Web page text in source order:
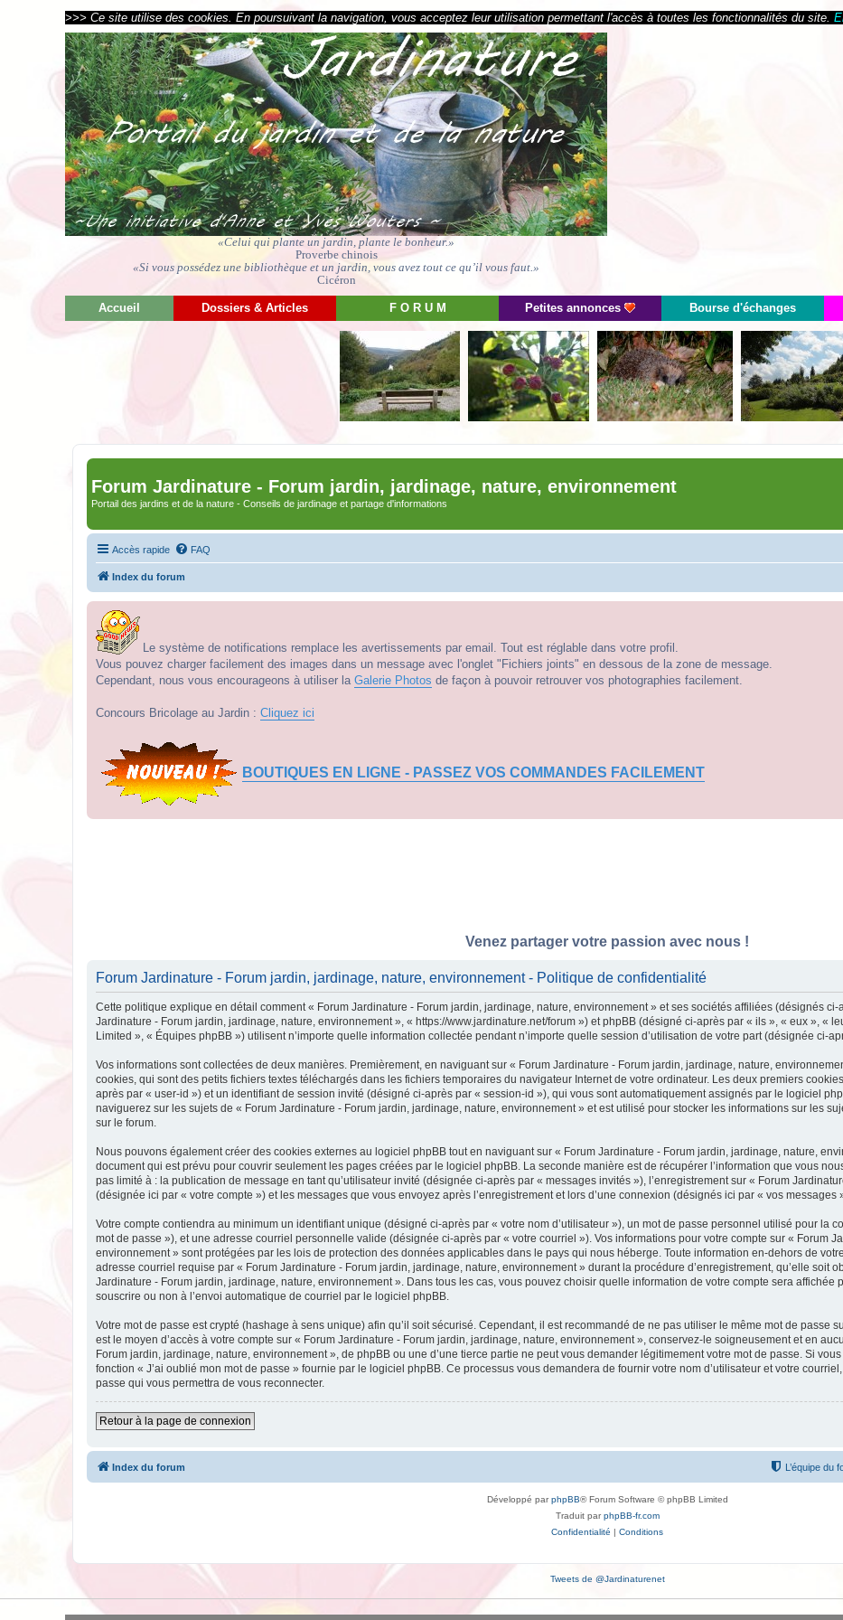
>>> Ce site utilise des cookies. En poursuivant la navigation, vous acceptez leur utilisation permettant l'accès à toutes les fonctionnalités du site.
«Celui qui plante un jardin, plante le bonheur.»
Proverbe chinois
«Si vous possédez une bibliothèque et un jardin, vous avez tout ce qu’il vous faut.»
Cicéron
Accueil Dossiers & Articles F O R U M Petites annonces Bourse d'échanges
Forum Jardinature - Forum jardin, jardinage, nature, environnement
Portail des jardins et de la nature - Conseils de jardinage et partage d'informations
Accès rapide FAQ
Index du forum
Le système de notifications remplace les avertissements par email. Tout est réglable dans votre profil.
Vous pouvez charger facilement des images dans un message avec l'onglet "Fichiers joints" en dessous de la zone de message.
Cependant, nous vous encourageons à utiliser la Galerie Photos de façon à pouvoir retrouver vos photographies facilement.
Concours Bricolage au Jardin : Cliquez ici
BOUTIQUES EN LIGNE - PASSEZ VOS COMMANDES FACILEMENT
Venez partager votre passion avec nous !
Forum Jardinature - Forum jardin, jardinage, nature, environnement - Politique de confidentialité
Cette politique explique en détail comment « Forum Jardinature - Forum jardin, jardinage, nature, environnement » et ses sociétés affiliées (désignés
Jardinature - Forum jardin, jardinage, nature, environnement », « https://www.jardinature.net/forum ») et phpBB (désigné ci-après par « ils », « eux », «
Limited », « Équipes phpBB ») utilisent n’importe quelle information collectée pendant n’importe quelle session d’utilisation de votre part (désignée ci-
Vos informations sont collectées de deux manières. Premièrement, en naviguant sur « Forum Jardinature - Forum jardin, jardinage, nature,
cookies, qui sont des petits fichiers textes téléchargés dans les fichiers temporaires du navigateur Internet de votre ordinateur. Les deux premiers
après par « user-id ») et un identifiant de session invité (désigné ci-après par « session-id »), qui vous sont automatiquement assignés par le logiciel
naviguerez sur les sujets de « Forum Jardinature - Forum jardin, jardinage, nature, environnement » et est utilisé pour stocker les informations sur les
sur le forum.
Nous pouvons également créer des cookies externes au logiciel phpBB tout en naviguant sur « Forum Jardinature - Forum jardin, jardinage, nature,
document qui est prévu pour couvrir seulement les pages créées par le logiciel phpBB. La seconde manière est de récupérer l’information que vous
pas limité à : la publication de message en tant qu’utilisateur invité (désignée ci-après par « messages invités »), l’enregistrement sur « Forum
(désignée ici par « votre compte ») et les messages que vous envoyez après l’enregistrement et lors d’une connexion (désignés ici par « vos messages
Votre compte contiendra au minimum un identifiant unique (désigné ci-après par « votre nom d’utilisateur »), un mot de passe personnel utilisé pour la
mot de passe »), et une adresse courriel personnelle valide (désignée ci-après par « votre courriel »). Vos informations pour votre compte sur « Forum
environnement » sont protégées par les lois de protection des données applicables dans le pays qui nous héberge. Toute information en-dehors de
adresse courriel requise par « Forum Jardinature - Forum jardin, jardinage, nature, environnement » durant la procédure d’enregistrement, qu’elle soit
Jardinature - Forum jardin, jardinage, nature, environnement ». Dans tous les cas, vous pouvez choisir quelle information de votre compte sera
souscrire ou non à l’envoi automatique de courriel par le logiciel phpBB.
Votre mot de passe est crypté (hashage à sens unique) afin qu’il soit sécurisé. Cependant, il est recommandé de ne pas utiliser le même mot de passe
est le moyen d’accès à votre compte sur « Forum Jardinature - Forum jardin, jardinage, nature, environnement », conservez-le soigneusement et en
Forum jardin, jardinage, nature, environnement », de phpBB ou une d’une tierce partie ne peut vous demander légitimement votre mot de passe. Si
fonction « J’ai oublié mon mot de passe » fournie par le logiciel phpBB. Ce processus vous demandera de fournir votre nom d’utilisateur et votre
passe qui vous permettra de vous reconnecter.
Retour à la page de connexion
Index du forum L’équipe du
Développé parphpBB® Forum Software © phpBB Limited
Traduit parphpBB-fr.com
Confidentialité | Conditions
Tweets de @Jardinaturenet